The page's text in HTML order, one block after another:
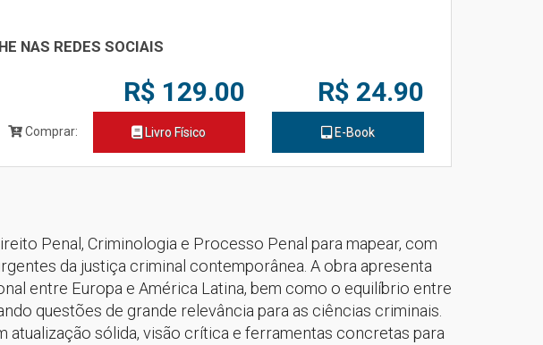
NAS REDES SOCIAIS
Comprar:
R$ 129.00
Livro Físico
R$ 24.90
E-Book
Penal, Criminologia e Processo Penal para mapear, com
da justiça criminal contemporânea. A obra apresenta
entre Europa e América Latina, bem como o equilíbrio entre
questões de grande relevância para as ciências criminais.
atualização sólida, visão crítica e ferramentas concretas para